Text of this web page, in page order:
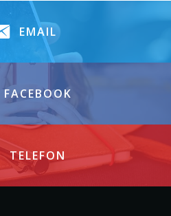
EMAIL
FACEBOOK
TELEFON